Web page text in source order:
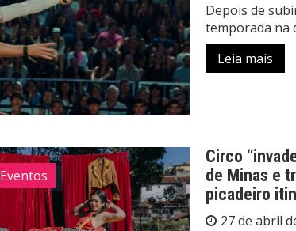
Depois de
temporada na
Leia mais
Eventos
Circo
de Minas e
picadeiro
27 de abril